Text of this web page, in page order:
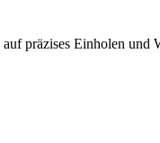
präzises Einholen und